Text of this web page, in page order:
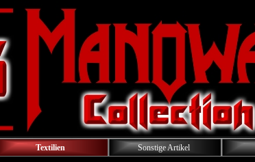
Textilien Sonstige Artikel